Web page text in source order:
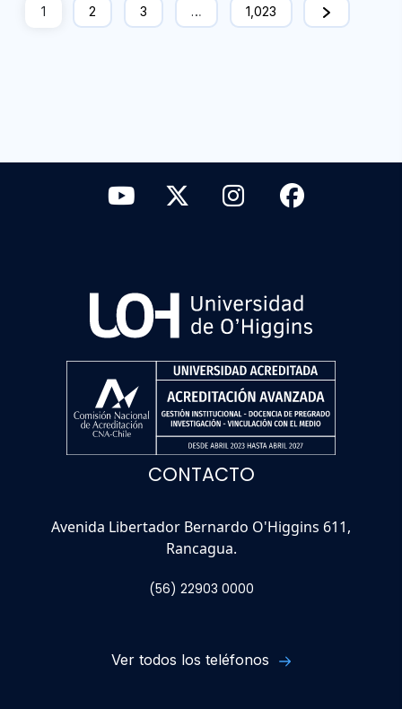
1 2 3 … 1,023
CONTACTO
Avenida Libertador Bernardo O'Higgins 611,
Rancagua.
(56) 22903 0000
Ver todos los teléfonos